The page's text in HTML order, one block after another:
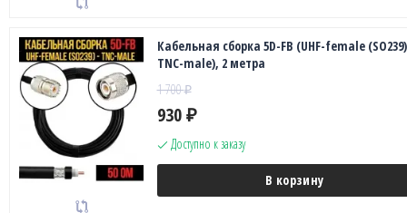
Кабельная сборка 5D-FB (UHF-female
TNC-male), 2 метра
1 700₽
930 ₽
Доступно к заказу
В корзину